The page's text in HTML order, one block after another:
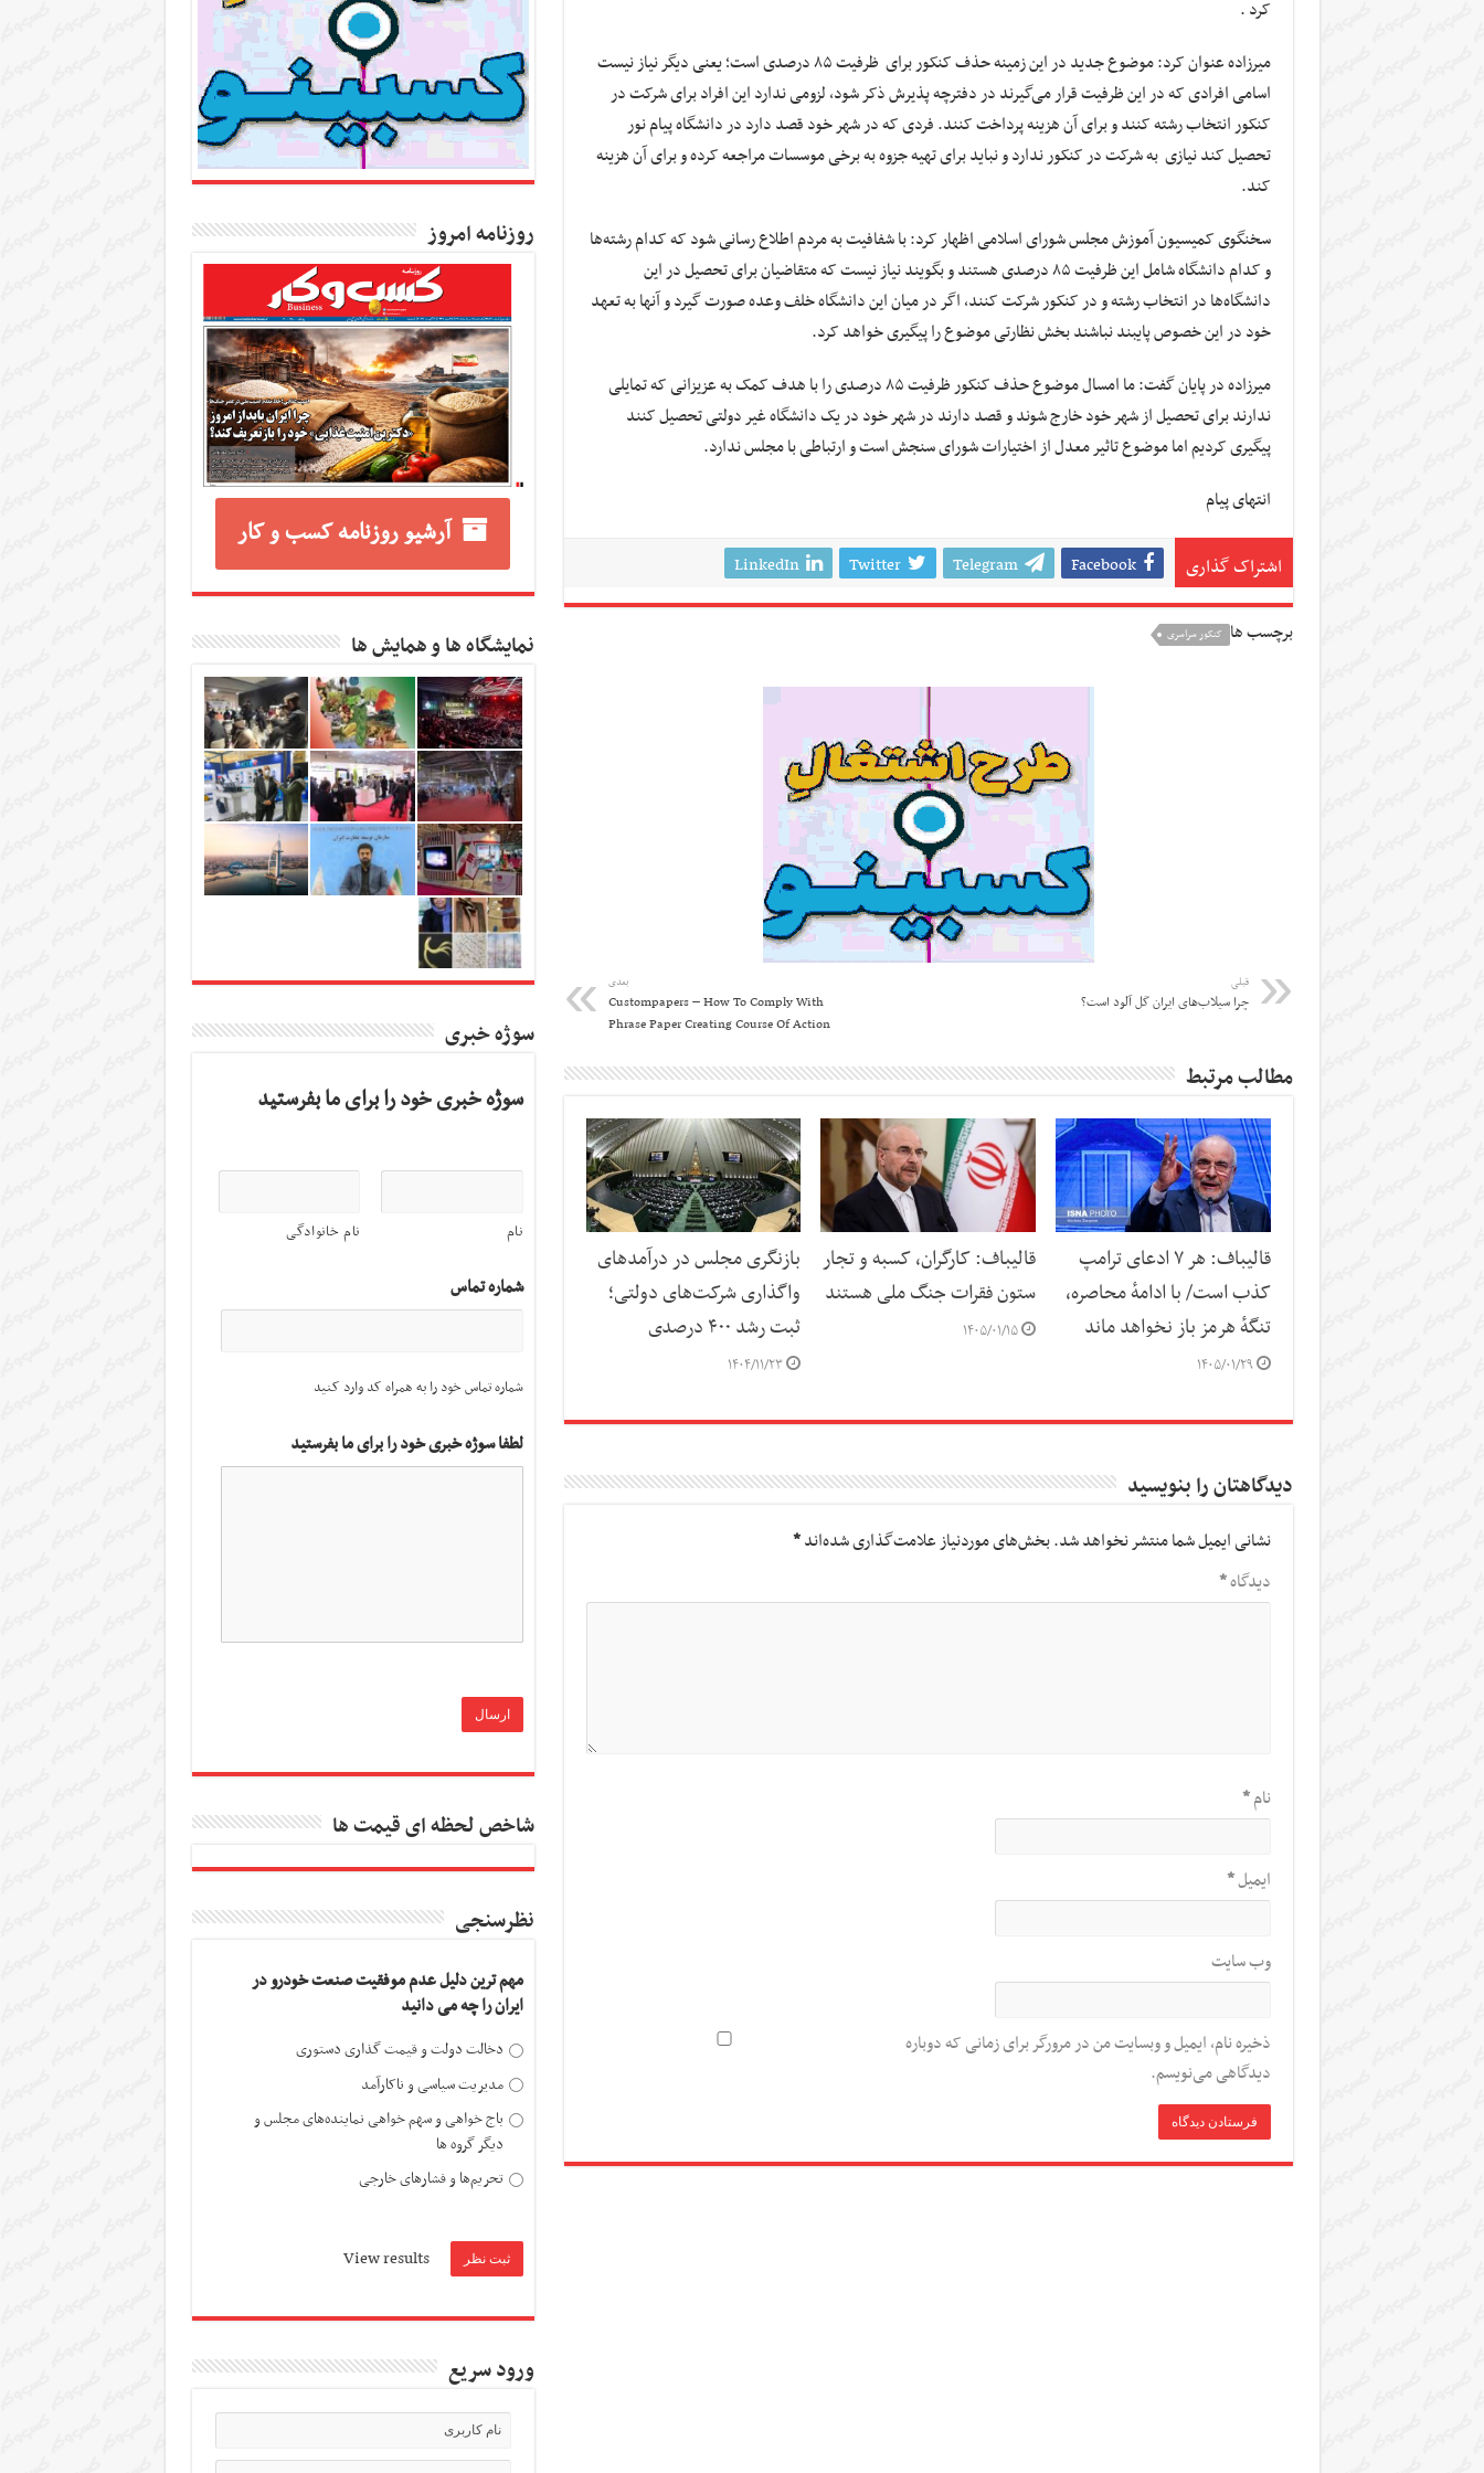
کرد .
میرزاده عنوان کرد: موضوع جدید در این زمینه حذف کنکور برای ظرفیت ۸۵ درصدی است؛ یعنی دیگر نیاز نیست
اسامی افرادی که در این ظرفیت قرار می‌گیرند در دفترچه پذیرش ذکر شود، لزومی ندارد این افراد برای شرکت در
کنکور انتخاب رشته کنند و برای آن هزینه پرداخت کنند. فردی که در شهر خود قصد دارد در دانشگاه پیام نور
تحصیل کند نیازی به شرکت در کنکور ندارد و نباید برای تهیه جزوه به برخی موسسات مراجعه کرده و برای آن هزینه
کند.
سخنگوی کمیسیون آموزش مجلس شورای اسلامی اظهار کرد: با شفافیت به مردم اطلاع رسانی شود که کدام رشته‌ها
و کدام دانشگاه شامل این ظرفیت ۸۵ درصدی هستند و بگویند نیاز نیست که متقاضیان برای تحصیل در این
دانشگاه‌ها در انتخاب رشته و در کنکور شرکت کنند، اگر در میان این دانشگاه خلف وعده صورت گیرد و آنها به تعهد
خود در این خصوص پایبند نباشند بخش نظارتی موضوع را پیگیری خواهد کرد.
میرزاده در پایان گفت: ما امسال موضوع حذف کنکور ظرفیت ۸۵ درصدی را با هدف کمک به عزیزانی که تمایلی
ندارند برای تحصیل از شهر خود خارج شوند و قصد دارند در شهر خود در یک دانشگاه غیر دولتی تحصیل کنند
پیگیری کردیم اما موضوع تاثیر معدل از اختیارات شورای سنجش است و ارتباطی با مجلس ندارد.
انتهای پیام
اشتراک گذاری Facebook
Telegram
Twitter
LinkedIn
برچسب ها کنکور سراسری
قبلی
چرا سیلاب‌های ایران گل آلود است؟
بعدی
Custompapers – How To Comply With
Phrase Paper Creating Course Of Action
مطالب مرتبط
قالیباف: هر ۷ ادعای ترامپ
کذب است/ با ادامهٔ محاصره،
تنگهٔ هرمز باز نخواهد ماند
۱۴۰۵/۰۱/۲۹
قالیباف: کارگران، کسبه و تجار
ستون فقرات جنگ ملی هستند
۱۴۰۵/۰۱/۱۵
بازنگری مجلس در درآمدهای
واگذاری شرکت‌های دولتی؛
ثبت رشد ۴۰۰ درصدی
۱۴۰۴/۱۱/۲۳
دیدگاهتان را بنویسید
نشانی ایمیل شما منتشر نخواهد شد.بخش‌های موردنیاز علامت‌گذاری شده‌اند*
دیدگاه*
نام*
ایمیل*
وب‌ سایت
ذخیره نام، ایمیل و وبسایت من در مرورگر برای زمانی که دوباره
دیدگاهی می‌نویسم.
روزنامه امروز
آرشیو روزنامه کسب و کار
نمایشگاه ها و همایش ها
سوژه خبری
سوژه خبری خود را برای ما بفرستید
نام نام خانوادگی
شماره تماس
شماره تماس خود را به همراه کد وارد کنید
لطفا سوژه خبری خود را برای ما بفرستید
شاخص لحظه ای قیمت ها
نظرسنجی
مهم ترین دلیل عدم موفقیت صنعت خودرو در
ایران را چه می دانید
دخالت دولت و قیمت گذاری دستوری
مدیریت سیاسی و ناکارآمد
باج خواهی و سهم خواهی نماینده‌های مجلس و
دیگر گروه ها
تحریم‌ها و فشارهای خارجی
View results
ورود سریع